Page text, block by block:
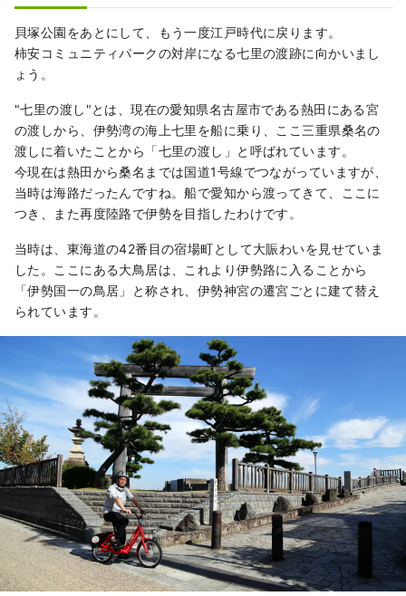
貝塚公園をあとにして、もう一度江戸時代に戻ります。
柿安コミュニティパークの対岸になる七里の渡跡に向かいまし
ょう。
"七里の渡し"とは、現在の愛知県名古屋市である熱田にある宮
の渡しから、伊勢湾の海上七里を船に乗り、ここ三重県桑名の
渡しに着いたことから「七里の渡し」と呼ばれています。
今現在は熱田から桑名までは国道1号線でつながっていますが、
当時は海路だったんですね。船で愛知から渡ってきて、ここに
つき、また再度陸路で伊勢を目指したわけです。
当時は、東海道の42番目の宿場町として大賑わいを見せていま
した。ここにある大鳥居は、これより伊勢路に入ることから
「伊勢国一の鳥居」と称され、伊勢神宮の遷宮ごとに建て替え
られています。